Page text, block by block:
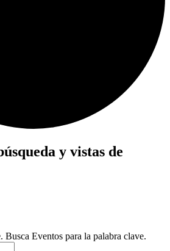
y vistas de
Busca Eventos para la palabra clave.